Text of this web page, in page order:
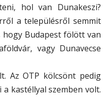
hol van Dunakeszi?
a településről semmit
Budapest fölött van
vagy Dunavecse
Az OTP kölcsönt pedig
kastéllyal szemben volt.